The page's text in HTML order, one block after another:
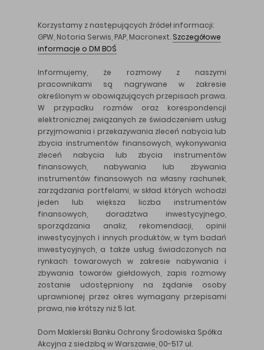
Korzystamy z następujących źródeł informacji:
GPW, Notoria Serwis, PAP, Macronext. Szczegółowe
informacje o DM BOŚ
Informujemy, że rozmowy z naszymi
pracownikami są nagrywane w zakresie
określonym w obowiązujących przepisach prawa.
W przypadku rozmów oraz korespondencji
elektronicznej związanych ze świadczeniem usług
przyjmowania i przekazywania zleceń nabycia lub
zbycia instrumentów finansowych, wykonywania
zleceń nabycia lub zbycia instrumentów
finansowych, nabywania lub zbywania
instrumentów finansowych na własny rachunek,
zarządzania portfelami, w skład których wchodzi
jeden lub większa liczba instrumentów
finansowych, doradztwa inwestycyjnego,
sporządzania analiz, rekomendacji, opinii
inwestycyjnych i innych produktów, w tym badań
inwestycyjnych, a także usług świadczonych na
rynkach towarowych w zakresie nabywania i
zbywania towarów giełdowych, zapis rozmowy
zostanie udostępniony na żądanie osoby
uprawnionej przez okres wymagany przepisami
prawa, nie krótszy niż 5 lat.
Dom Maklerski Banku Ochrony Środowiska Spółka
Akcyjna z siedzibą w Warszawie, 00-517 ul.